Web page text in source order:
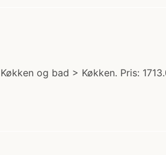
og bad > Køkken. Pris: